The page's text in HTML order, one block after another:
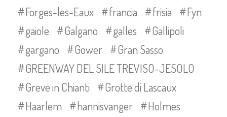
Forges-les-Eaux
francia frisia
Fyn
gaiole
Galgano galles
Gallipoli
gargano
Gower
Gran Sasso
GREENWAY DEL SILE TREVISO-JESOLO
Greve in Chianti
Grotte di Lascaux
Haarlem
hannisvanger
Holmes